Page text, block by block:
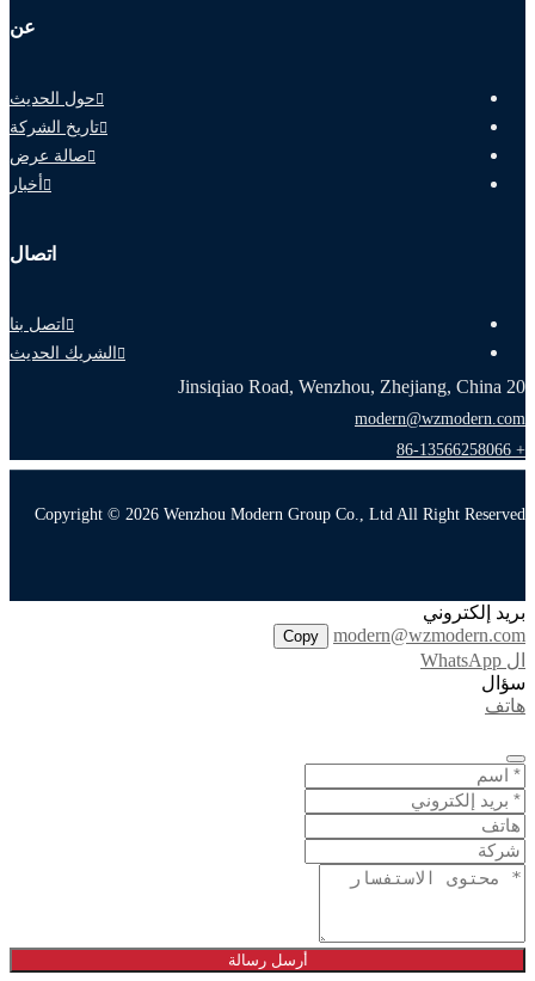
عن
حول الحديث
تاريخ الشركة
صالة عرض
أخبار
اتصال
اتصل بنا
الشريك الحديث
20 Jinsiqiao Road, Wenzhou, Zhejiang, China
modern@wzmodern.com
+ 86-13566258066
Copyright © 2026 Wenzhou Modern Group Co., Ltd All Right Reserved
بريد إلكتروني
modern@wzmodern.com
Copy
ال WhatsApp
سؤال
هاتف
أرسل رسالة